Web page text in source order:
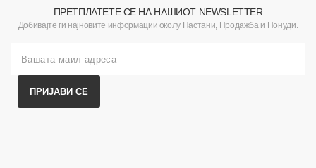
ПРЕТПЛАТЕТЕ СЕ НА НАШИОТ NEWSLETTER
Добивајте ги најновите информации околу Настани, Продажба и Понуди.
ПРИЈАВИ СЕ